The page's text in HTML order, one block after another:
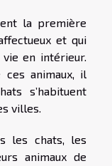
la première
et qui
en intérieur.
animaux, il
s’habituent
villes.
les chats, les
animaux de